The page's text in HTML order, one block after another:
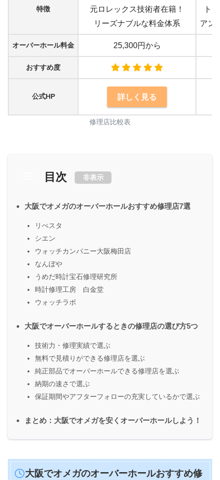
特徴
元ロレックス技術者在籍！
リーズナブルな料金体系
ト
アン
オーバーホール料金 25,300円から
おすすめ度
公式HP 詳しく見る
修理店比較表
目次 非表示
大阪でオメガのオーバーホールおすすめ修理店7選
リぺスタ
シエン
ウォッチカンパニー大阪梅田店
なんぼや
うめだ時計宝石修理研究所
時計修理工房 白金堂
ウォッチラボ
大阪でオーバーホールするときの修理店の選び方5つ
技術力・修理実績で選ぶ
無料で見積りができる修理店を選ぶ
純正部品でオーバーホールできる修理店を選ぶ
納期の速さで選ぶ
保証期間やアフターフォローの充実しているかで選ぶ
まとめ：大阪でオメガを安くオーバーホールしよう！
大阪でオメガのオーバーホールおすすめ修